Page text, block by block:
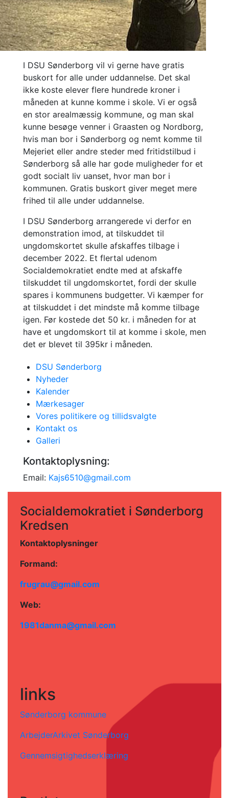
I DSU Sønderborg vil vi gerne have gratis
buskort for alle under uddannelse. Det skal
ikke koste elever flere hundrede kroner i
måneden at kunne komme i skole. Vi er også
en stor arealmæssig kommune, og man skal
kunne besøge venner i Graasten og Nordborg,
hvis man bor i Sønderborg og nemt komme til
Mejeriet eller andre steder med fritidstilbud i
Sønderborg så alle har gode muligheder for et
godt socialt liv uanset, hvor man bor i
kommunen. Gratis buskort giver meget mere
frihed til alle under uddannelse.
I DSU Sønderborg arrangerede vi derfor en
demonstration imod, at tilskuddet til
ungdomskortet skulle afskaffes tilbage i
december 2022. Et flertal udenom
Socialdemokratiet endte med at afskaffe
tilskuddet til ungdomskortet, fordi der skulle
spares i kommunens budgetter. Vi kæmper for
at tilskuddet i det mindste må komme tilbage
igen. Før kostede det 50 kr. i måneden for at
have et ungdomskort til at komme i skole, men
det er blevet til 395kr i måneden.
DSU Sønderborg
Nyheder
Kalender
Mærkesager
Vores politikere og tillidsvalgte
Kontakt os
Galleri
Kontaktoplysning:
Email: Kajs6510@gmail.com
Socialdemokratiet i Sønderborg
Kredsen
Kontaktoplysninger
Formand:
frugrau@gmail.com
Web:
1981danma@gmail.com
links
Sønderborg kommune
ArbejderArkivet Sønderborg
Gennemsigtighedserklæring